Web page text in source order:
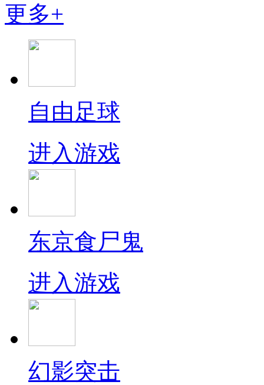
更多+
自由足球
进入游戏
东京食尸鬼
进入游戏
幻影突击